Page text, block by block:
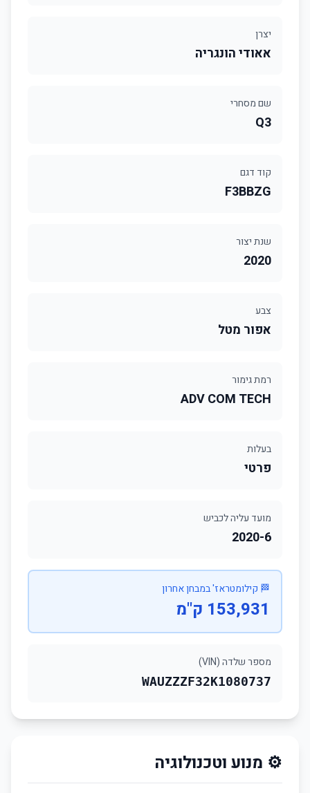
יצרן
אאודי הונגריה
שם מסחרי
Q3
קוד דגם
F3BBZG
שנת יצור
2020
צבע
אפור מטל
רמת גימור
ADV COM TECH
בעלות
פרטי
מועד עליה לכביש
2020-6
🏁 קילומטראז' במבחן אחרון
153,931 ק"מ
מספר שלדה (VIN)
WAUZZZF32K1080737
⚙️ מנוע וטכנולוגיה